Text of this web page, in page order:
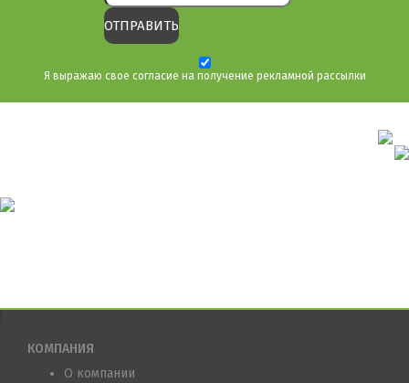
Я выражаю свое согласие на получение рекламной рассылки
КОМПАНИЯ
О компании